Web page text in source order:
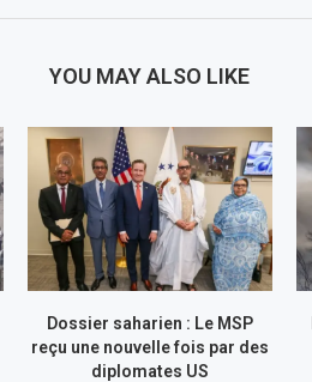
YOU MAY ALSO LIKE
Dossier saharien : Le MSP
reçu une nouvelle fois par des
diplomates US